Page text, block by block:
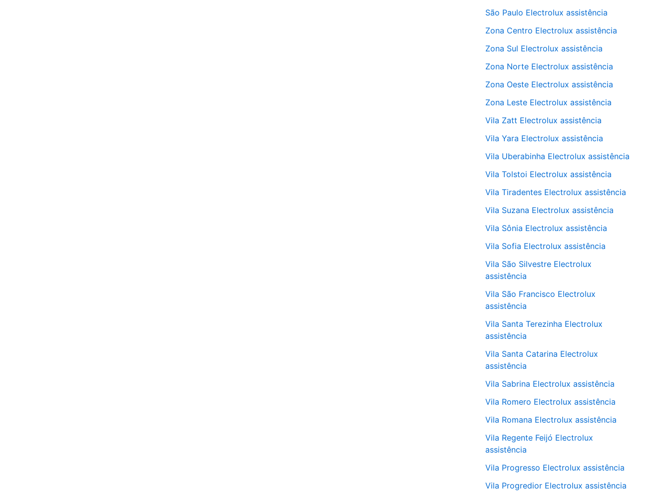
São Paulo Electrolux assistência
Zona Centro Electrolux assistência
Zona Sul Electrolux assistência
Zona Norte Electrolux assistência
Zona Oeste Electrolux assistência
Zona Leste Electrolux assistência
Vila Zatt Electrolux assistência
Vila Yara Electrolux assistência
Vila Uberabinha Electrolux assistência
Vila Tolstoi Electrolux assistência
Vila Tiradentes Electrolux assistência
Vila Suzana Electrolux assistência
Vila Sônia Electrolux assistência
Vila Sofia Electrolux assistência
Vila São Silvestre Electrolux
assistência
Vila São Francisco Electrolux
assistência
Vila Santa Terezinha Electrolux
assistência
Vila Santa Catarina Electrolux
assistência
Vila Sabrina Electrolux assistência
Vila Romero Electrolux assistência
Vila Romana Electrolux assistência
Vila Regente Feijó Electrolux
assistência
Vila Progresso Electrolux assistência
Vila Progredior Electrolux assistência